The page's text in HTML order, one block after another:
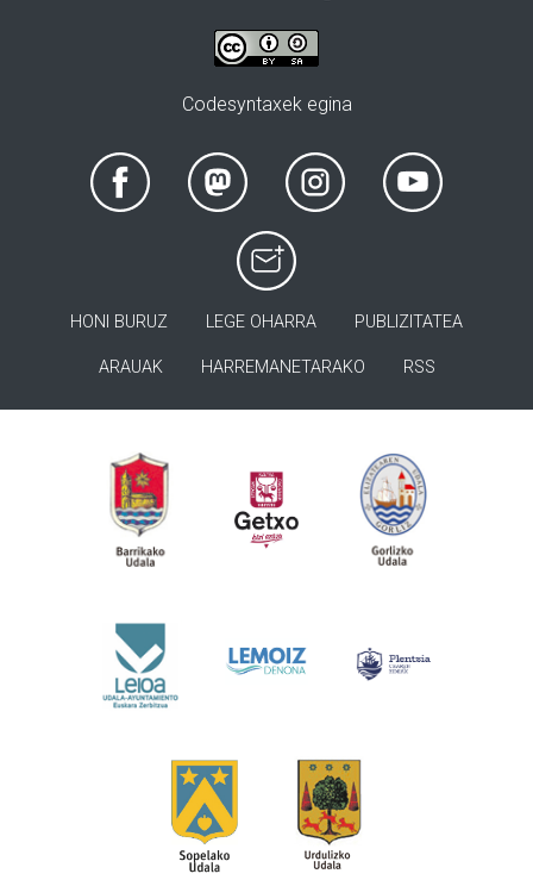
Codesyntaxek egina
HONI BURUZ LEGE OHARRA PUBLIZITATEA
ARAUAK HARREMANETARAKO RSS